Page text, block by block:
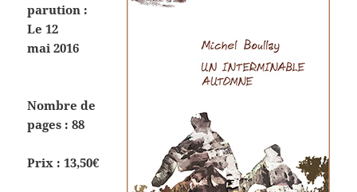
parution :
Le 12
mai 2016
Nombre de
pages : 88
Prix : 13,50€